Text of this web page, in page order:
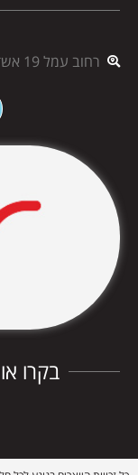
בקרו
רחוב עמל 19 אשדוד